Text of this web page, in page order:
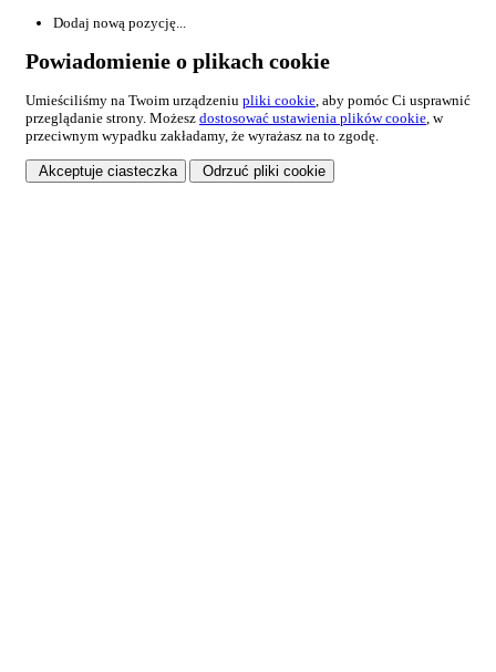
Dodaj nową pozycję...
Powiadomienie o plikach cookie
Umieściliśmy na Twoim urządzeniu pliki cookie, aby pomóc Ci usprawnić
przeglądanie strony. Możesz dostosować ustawienia plików cookie, w
przeciwnym wypadku zakładamy, że wyrażasz na to zgodę.
Akceptuje ciasteczka Odrzuć pliki cookie